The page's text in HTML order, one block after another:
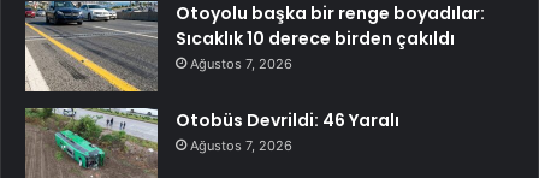
Otoyolu başka bir renge boyadılar:
Sıcaklık 10 derece birden çakıldı
Ağustos 7, 2026
Otobüs Devrildi: 46 Yaralı
Ağustos 7, 2026